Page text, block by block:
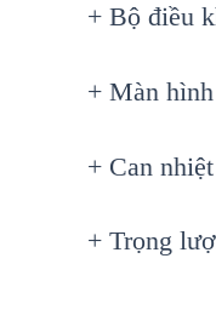
+ Bộ điều
+ Màn
+ Can
+ Trọng